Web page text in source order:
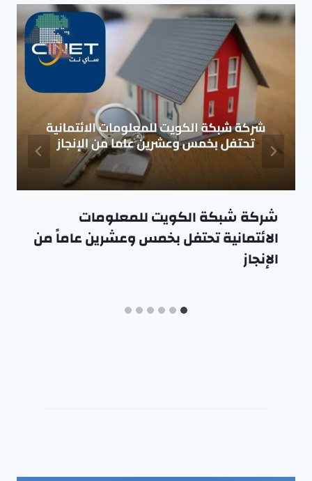
شركة شبكة الكويت للمعلومات
الائتمانية تحتفل بخمس وعشرين عاماً من
الإنجاز